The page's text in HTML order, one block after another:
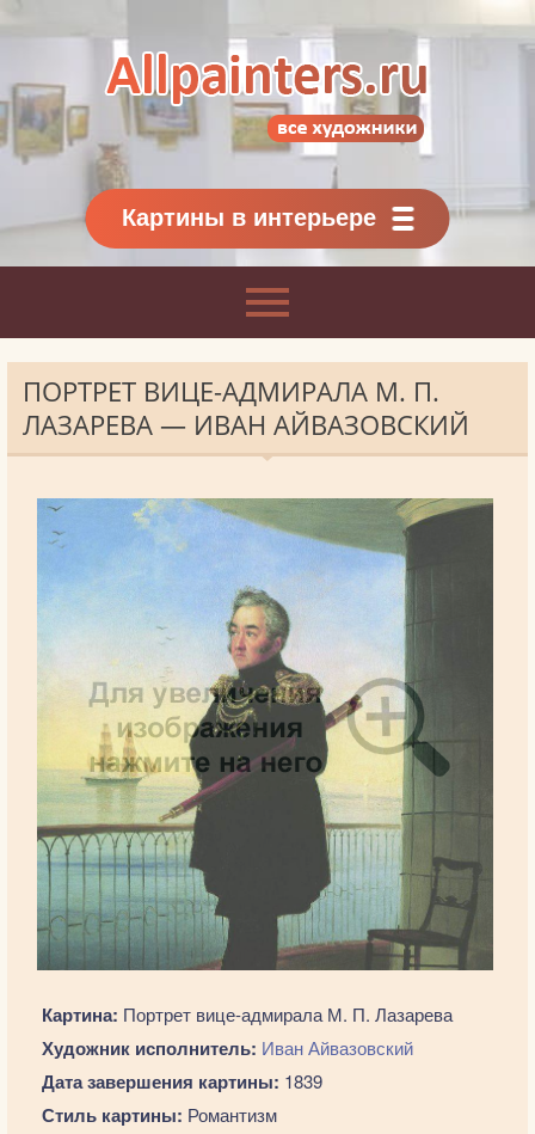
Картины классиков
и современников
Картины в интерьере
ПОРТРЕТ ВИЦЕ-АДМИРАЛА М. П.
ЛАЗАРЕВА — ИВАН АЙВАЗОВСКИЙ
Картина: Портрет вице-адмирала М. П. Лазарева
Художник исполнитель: Иван Айвазовский
Дата завершения картины: 1839
Стиль картины: Романтизм